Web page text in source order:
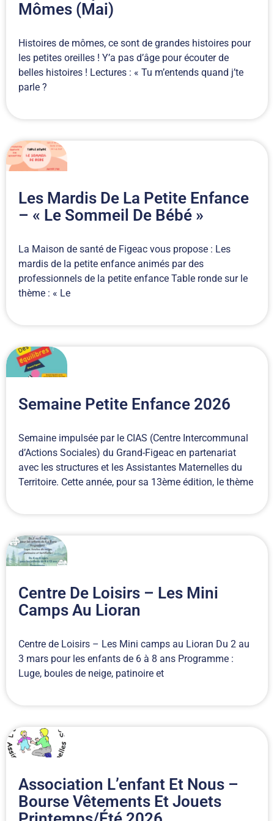
Mômes (mai)
Histoires de mômes, ce sont de grandes histoires pour
les petites oreilles ! Y’a pas d’âge pour écouter de
belles histoires ! Lectures : « Tu m’entends quand j’te
parle ?
Les Mardis De La Petite Enfance
– « Le Sommeil De Bébé »
La Maison de santé de Figeac vous propose : Les
mardis de la petite enfance animés par des
professionnels de la petite enfance Table ronde sur le
thème : « Le
Semaine Petite Enfance 2026
Semaine impulsée par le CIAS (Centre Intercommunal
d’Actions Sociales) du Grand-Figeac en partenariat
avec les structures et les Assistantes Maternelles du
Territoire. Cette année, pour sa 13ème édition, le thème
Centre De Loisirs – Les Mini
Camps Au Lioran
Centre de Loisirs – Les Mini camps au Lioran Du 2 au
3 mars pour les enfants de 6 à 8 ans Programme :
Luge, boules de neige, patinoire et
Association L’enfant Et Nous –
Bourse Vêtements Et Jouets